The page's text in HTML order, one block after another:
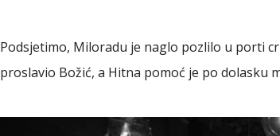
Podsjetimo, Miloradu je naglo pozlilo u porti
proslavio Božić, a Hitna pomoć je po dolasku